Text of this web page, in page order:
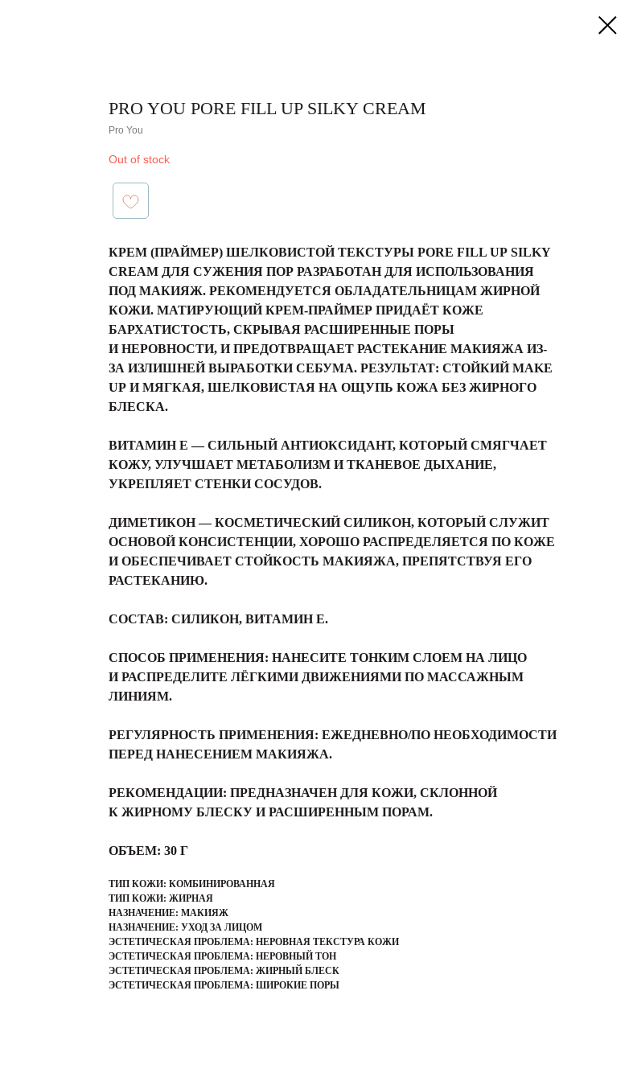
PRO YOU PORE FILL UP SILKY CREAM
Pro You
Out of stock
КРЕМ (ПРАЙМЕР) ШЕЛКОВИСТОЙ ТЕКСТУРЫ PORE FILL UP SILKY
CREAM ДЛЯ СУЖЕНИЯ ПОР РАЗРАБОТАН ДЛЯ ИСПОЛЬЗОВАНИЯ
ПОД МАКИЯЖ. РЕКОМЕНДУЕТСЯ ОБЛАДАТЕЛЬНИЦАМ ЖИРНОЙ
КОЖИ. МАТИРУЮЩИЙ КРЕМ-ПРАЙМЕР ПРИДАЁТ КОЖЕ
БАРХАТИСТОСТЬ, СКРЫВАЯ РАСШИРЕННЫЕ ПОРЫ
И НЕРОВНОСТИ, И ПРЕДОТВРАЩАЕТ РАСТЕКАНИЕ МАКИЯЖА ИЗ-
ЗА ИЗЛИШНЕЙ ВЫРАБОТКИ СЕБУМА. РЕЗУЛЬТАТ: СТОЙКИЙ MAKE
UP И МЯГКАЯ, ШЕЛКОВИСТАЯ НА ОЩУПЬ КОЖА БЕЗ ЖИРНОГО
БЛЕСКА.
ВИТАМИН E — СИЛЬНЫЙ АНТИОКСИДАНТ, КОТОРЫЙ СМЯГЧАЕТ
КОЖУ, УЛУЧШАЕТ МЕТАБОЛИЗМ И ТКАНЕВОЕ ДЫХАНИЕ,
УКРЕПЛЯЕТ СТЕНКИ СОСУДОВ.
ДИМЕТИКОН — КОСМЕТИЧЕСКИЙ СИЛИКОН, КОТОРЫЙ СЛУЖИТ
ОСНОВОЙ КОНСИСТЕНЦИИ, ХОРОШО РАСПРЕДЕЛЯЕТСЯ ПО КОЖЕ
И ОБЕСПЕЧИВАЕТ СТОЙКОСТЬ МАКИЯЖА, ПРЕПЯТСТВУЯ ЕГО
РАСТЕКАНИЮ.
СОСТАВ: СИЛИКОН, ВИТАМИН Е.
СПОСОБ ПРИМЕНЕНИЯ: НАНЕСИТЕ ТОНКИМ СЛОЕМ НА ЛИЦО
И РАСПРЕДЕЛИТЕ ЛЁГКИМИ ДВИЖЕНИЯМИ ПО МАССАЖНЫМ
ЛИНИЯМ.
РЕГУЛЯРНОСТЬ ПРИМЕНЕНИЯ: ЕЖЕДНЕВНО/ПО НЕОБХОДИМОСТИ
ПЕРЕД НАНЕСЕНИЕМ МАКИЯЖА.
РЕКОМЕНДАЦИИ: ПРЕДНАЗНАЧЕН ДЛЯ КОЖИ, СКЛОННОЙ
К ЖИРНОМУ БЛЕСКУ И РАСШИРЕННЫМ ПОРАМ.
ОБЪЕМ: 30 Г
ТИП КОЖИ: КОМБИНИРОВАННАЯ
ТИП КОЖИ: ЖИРНАЯ
НАЗНАЧЕНИЕ: МАКИЯЖ
НАЗНАЧЕНИЕ: УХОД ЗА ЛИЦОМ
ЭСТЕТИЧЕСКАЯ ПРОБЛЕМА: НЕРОВНАЯ ТЕКСТУРА КОЖИ
ЭСТЕТИЧЕСКАЯ ПРОБЛЕМА: НЕРОВНЫЙ ТОН
ЭСТЕТИЧЕСКАЯ ПРОБЛЕМА: ЖИРНЫЙ БЛЕСК
ЭСТЕТИЧЕСКАЯ ПРОБЛЕМА: ШИРОКИЕ ПОРЫ